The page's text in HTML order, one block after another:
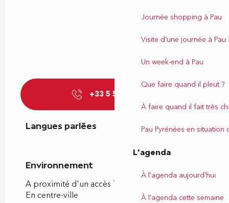
Journée shopping à Pau
Visite d'une journée à Pau
Un week-end à Pau
Que faire quand il pleut ?
À faire quand il fait très
Pau Pyrénées en situation
L'agenda
À l'agenda aujourd'hui
À l'agenda cette semaine
+33 5 59 27 81
Langues parlées
Langues parlées
Environnement
Environnement
A proximité d'un accès TER (train, car)
En centre-ville